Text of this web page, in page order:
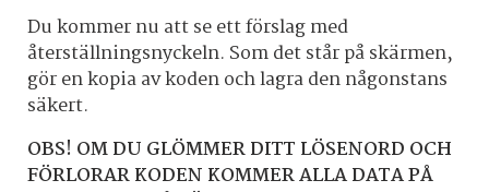
Du kommer nu att se ett förslag med
återställningsnyckeln. Som det står på skärmen,
gör en kopia av koden och lagra den någonstans
säkert.
OBS! OM DU GLÖMMER DITT LÖSENORD OCH
FÖRLORAR KODEN KOMMER ALLA DATA PÅ